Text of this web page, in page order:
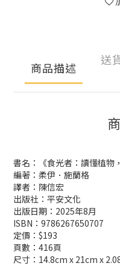
商品描述
送
書名：《食光者：讀懂植物
編著：柔伊．施蘭格
譯者：陳信宏
出版社：平安文化
出版日期：2025年8月
ISBN：9786267650707
定價：$193
頁數：416頁
尺寸：14.8cm x 21cm x